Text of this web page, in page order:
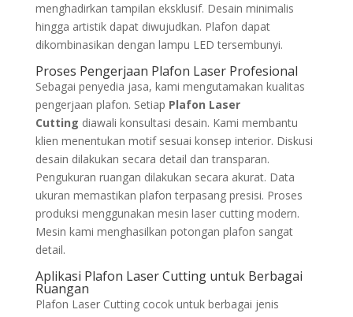
menghadirkan tampilan eksklusif. Desain minimalis
hingga artistik dapat diwujudkan. Plafon dapat
dikombinasikan dengan lampu LED tersembunyi.
Proses Pengerjaan Plafon Laser Profesional
Sebagai penyedia jasa, kami mengutamakan kualitas
pengerjaan plafon. Setiap Plafon Laser
Cutting diawali konsultasi desain. Kami membantu
klien menentukan motif sesuai konsep interior. Diskusi
desain dilakukan secara detail dan transparan.
Pengukuran ruangan dilakukan secara akurat. Data
ukuran memastikan plafon terpasang presisi. Proses
produksi menggunakan mesin laser cutting modern.
Mesin kami menghasilkan potongan plafon sangat
detail.
Aplikasi Plafon Laser Cutting untuk Berbagai
Ruangan
Plafon Laser Cutting cocok untuk berbagai jenis